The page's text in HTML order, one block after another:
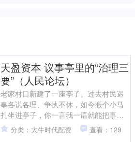
天盈资本 议事亭里的“治理三
要”（人民论坛）
老家村口新建了一座亭子。过去村民遇
事各说各理、争执不休，如今搬个小马
扎坐进亭子，你一言我一语就能把事儿
商量明白。从家长里短的纠纷调解，到
村集体经济发展规划，这座....
分类：大牛时代配资 查看：129